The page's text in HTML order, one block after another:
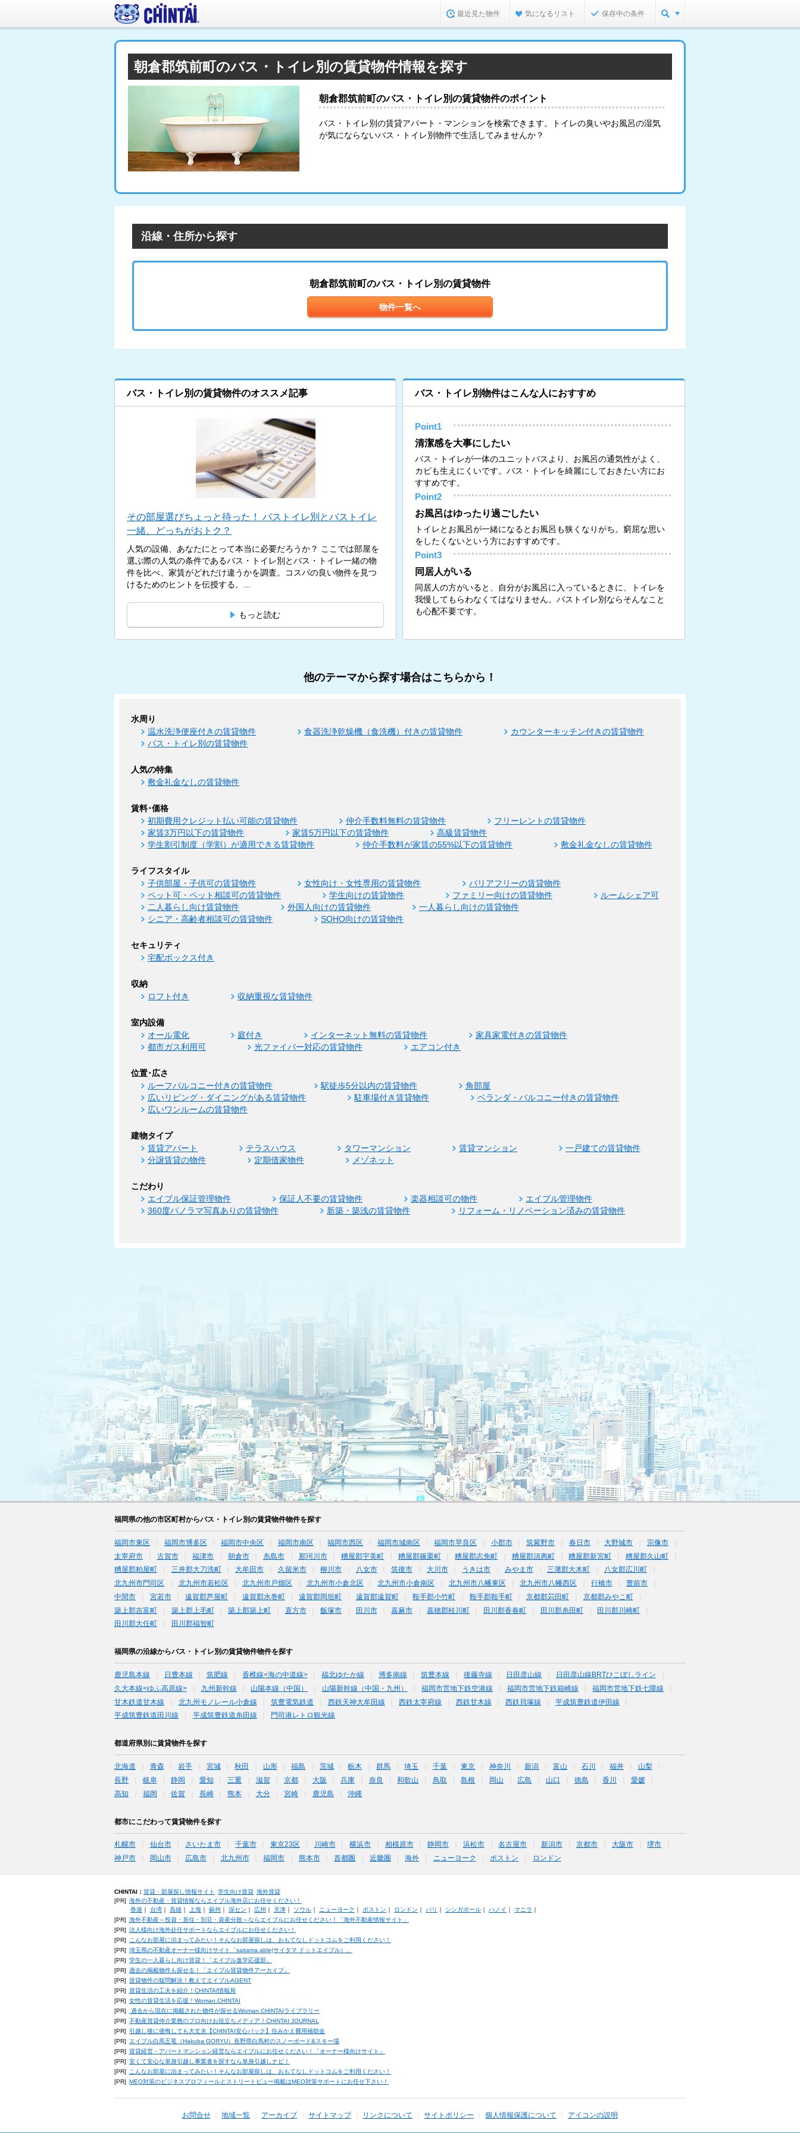
最近見た物件 気になるリスト 保存中の条件
朝倉郡筑前町のバス・トイレ別の賃貸物件情報を探す
朝倉郡筑前町のバス・トイレ別の賃貸物件のポイント
バス・トイレ別の賃貸アパート・マンションを検索できます。トイレの臭いやお風呂の湿気
が気にならないバス・トイレ別物件で生活してみませんか？
沿線・住所から探す
朝倉郡筑前町のバス・トイレ別の賃貸物件
物件一覧へ
バス・トイレ別の賃貸物件のオススメ記事
その部屋選びちょっと待った！ バストイレ別とバストイレ
一緒、どっちがおトク？
人気の設備、あなたにとって本当に必要だろうか？ ここでは部屋を
選ぶ際の人気の条件であるバス・トイレ別とバス・トイレ一緒の物
件を比べ、家賃がどれだけ違うかを調査。コスパの良い物件を見つ
けるためのヒントを伝授する。...
もっと読む
バス・トイレ別物件はこんな人におすすめ
Point1
清潔感を大事にしたい
バス・トイレが一体のユニットバスより、お風呂の通気性がよく、
カビも生えにくいです。バス・トイレを綺麗にしておきたい方にお
すすめです。
Point2
お風呂はゆったり過ごしたい
トイレとお風呂が一緒になるとお風呂も狭くなりがち。窮屈な思い
をしたくないという方におすすめです。
Point3
同居人がいる
同居人の方がいると、自分がお風呂に入っているときに、トイレを
我慢してもらわなくてはなりません。バストイレ別ならそんなこと
も心配不要です。
他のテーマから探す場合はこちらから！
水周り
温水洗浄便座付きの賃貸物件 食器洗浄乾燥機（食洗機）付きの賃貸物件
カウンターキッチン付きの賃貸物件
バス・トイレ別の賃貸物件
人気の特集
敷金礼金なしの賃貸物件
賃料･価格
初期費用クレジット払い可能の賃貸物件 仲介手数料無料の賃貸物件
フリーレントの賃貸物件
家賃3万円以下の賃貸物件
家賃5万円以下の賃貸物件
高級賃貸物件
学生割引制度（学割）が適用できる賃貸物件
仲介手数料が家賃の55%以下の賃貸物件 敷金礼金なしの賃貸物件
ライフスタイル
子供部屋・子供可の賃貸物件 女性向け・女性専用の賃貸物件
バリアフリーの賃貸物件
ペット可・ペット相談可の賃貸物件
学生向けの賃貸物件 ファミリー向けの賃貸物件
ルームシェア可
二人暮らし向け賃貸物件
外国人向けの賃貸物件
一人暮らし向けの賃貸物件
シニア・高齢者相談可の賃貸物件
SOHO向けの賃貸物件
セキュリティ
宅配ボックス付き
収納
ロフト付き 収納重視な賃貸物件
室内設備
オール電化 庭付き インターネット無料の賃貸物件
家具家電付きの賃貸物件
都市ガス利用可
光ファイバー対応の賃貸物件 エアコン付き
位置･広さ
ルーフバルコニー付きの賃貸物件 駅徒歩5分以内の賃貸物件
角部屋
広いリビング・ダイニングがある賃貸物件
駐車場付き賃貸物件
ベランダ・バルコニー付きの賃貸物件
広いワンルームの賃貸物件
建物タイプ
賃貸アパート テラスハウス タワーマンション 賃貸マンション
一戸建ての賃貸物件
分譲賃貸の物件
定期借家物件 メゾネット
こだわり
エイブル保証管理物件 保証人不要の賃貸物件 楽器相談可の物件
エイブル管理物件
360度パノラマ写真ありの賃貸物件
新築・築浅の賃貸物件 リフォーム・リノベーション済みの賃貸物件
福岡県の他の市区町村からバス・トイレ別の賃貸物件物件を探す
福岡市東区 福岡市博多区 福岡市中央区 福岡市南区 福岡市西区 福岡市城南区 福岡市早良区 小郡市 筑紫野市 春日市 大野城市
宗像市
太宰府市
古賀市 福津市 朝倉市 糸島市 那珂川市 糟屋郡宇美町 糟屋郡篠栗町 糟屋郡志免町 糟屋郡須惠町 糟屋郡新宮町
糟屋郡久山町
糟屋郡粕屋町
三井郡大刀洗町 大牟田市 久留米市 柳川市 八女市 筑後市 大川市 うきは市 みやま市 三潴郡大木町
八女郡広川町
北九州市門司区
北九州市若松区 北九州市戸畑区 北九州市小倉北区 北九州市小倉南区 北九州市八幡東区 北九州市八幡西区 行橋市
豊前市
中間市
宮若市 遠賀郡芦屋町 遠賀郡水巻町 遠賀郡岡垣町 遠賀郡遠賀町 鞍手郡小竹町 鞍手郡鞍手町 京都郡苅田町
京都郡みやこ町
築上郡吉富町
築上郡上毛町 築上郡築上町 直方市 飯塚市 田川市 嘉麻市 嘉穂郡桂川町 田川郡香春町 田川郡糸田町
田川郡川崎町
田川郡大任町
田川郡福智町
福岡県の沿線からバス・トイレ別の賃貸物件物件を探す
鹿児島本線 日豊本線 筑肥線 香椎線<海の中道線> 福北ゆたか線 博多南線 筑豊本線 後藤寺線 日田彦山線
日田彦山線BRTひこぼしライン
久大本線<ゆふ高原線>
九州新幹線 山陽本線（中国） 山陽新幹線（中国・九州） 福岡市営地下鉄空港線 福岡市営地下鉄箱崎線
福岡市営地下鉄七隈線
甘木鉄道甘木線
北九州モノレール小倉線 筑豊電気鉄道 西鉄天神大牟田線 西鉄太宰府線 西鉄甘木線 西鉄貝塚線
平成筑豊鉄道伊田線
平成筑豊鉄道田川線
平成筑豊鉄道糸田線 門司港レトロ観光線
都道府県別に賃貸物件を探す
北海道 青森 岩手 宮城 秋田 山形 福島 茨城 栃木 群馬 埼玉 千葉 東京 神奈川 新潟 富山 石川 福井
山梨
長野
岐阜 静岡 愛知 三重 滋賀 京都 大阪 兵庫 奈良 和歌山 鳥取 島根 岡山 広島 山口 徳島 香川
愛媛
高知
福岡 佐賀 長崎 熊本 大分 宮崎 鹿児島 沖縄
都市にこだわって賃貸物件を探す
札幌市 仙台市 さいたま市 千葉市 東京23区 川崎市 横浜市 相模原市 静岡市 浜松市 名古屋市 新潟市 京都市 大阪市
堺市
神戸市
岡山市 広島市 北九州市 福岡市 熊本市 首都圏 近畿圏 海外 ニューヨーク ボストン ロンドン
CHINTAI： 賃貸・部屋探し情報サイト 学生向け賃貸 海外賃貸
[PR] 海外の不動産・賃貸情報ならエイブル海外店にお任せください！
香港｜ 台湾｜ 高雄｜ 上海｜ 蘇州 ｜ 深セン ｜ 広州 ｜ 天津｜ ソウル｜ ニューヨーク ｜ ボストン ｜ ロンドン ｜ パリ ｜ シンガポール｜ ハノイ ｜ マニラ ｜
[PR] 海外不動産～投資・居住・別荘・資産分散～ならエイブルにお任せください！「海外不動産情報サイト」
[PR] 法人様向け海外赴任サポートならエイブルにお任せください！
[PR]
こんなお部屋に泊まってみたい！そんなお部屋探しは、おもてなしドットコムをご利用ください！
[PR] 埼玉県の不動産オーナー様向けサイト「saitama.able(サイタマ ドットエイブル）」
[PR] 学生の一人暮らし向け賃貸！「エイブル進学応援部」
[PR] 過去の掲載物件も探せる！「エイブル賃貸物件アーカイブ」
[PR] 賃貸物件の疑問解決！教えてエイブルAGENT
[PR] 賃貸生活の工夫を紹介！CHINTAI情報局
[PR] 女性の賃貸生活を応援！Woman.CHINTAI
[PR]
過去から現在に掲載された物件が探せるWoman.CHINTAIライブラリー
[PR] 不動産賃貸仲介業務のプロ向けお役立ちメディア！CHINTAI JOURNAL
[PR]
引越し後に後悔しても大丈夫【CHINTAI安心パック】住みかえ費用補助金
[PR]
エイブル白馬五竜（Hakuba GORYU）長野県白馬村のスノーボード&スキー場
[PR] 賃貸経営・アパートマンション経営ならエイブルにお任せください！「オーナー様向けサイト」
[PR] 安くて安心な単身引越し事業者を探すなら単身引越しナビ！
[PR]
こんなお部屋に泊まってみたい！そんなお部屋探しは、おもてなしドットコムをご利用ください！
[PR] MEO対策のビジネスプロフィールとストリートビュー掲載はMEO対策サポートにお任せ下さい！
お問合せ 地域一覧 アーカイブ サイトマップ リンクについて サイトポリシー 個人情報保護について アイコンの説明